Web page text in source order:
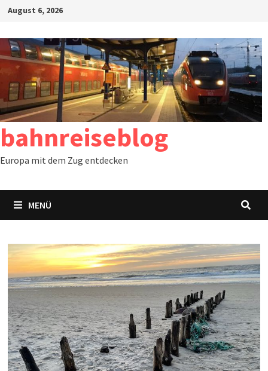
Zum
springen
August 6, 2026
bahnreiseblog
Europa mit dem Zug entdecken
MENÜ